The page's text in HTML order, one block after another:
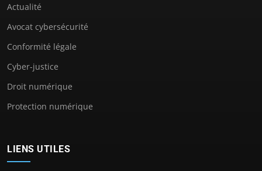
Actualité
Avocat cybersécurité
Conformité légale
Cyber-justice
Droit numérique
Protection numérique
LIENS UTILES